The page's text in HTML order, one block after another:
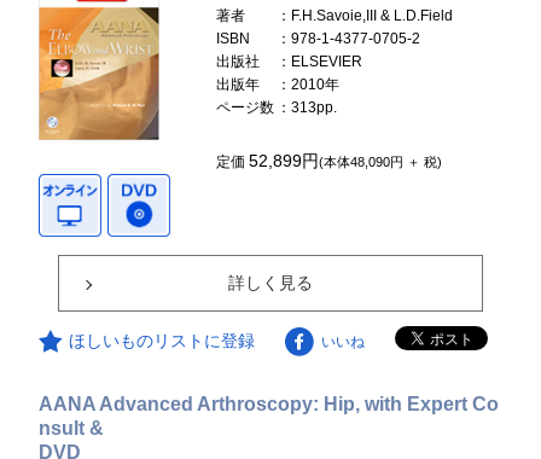
著者
：F.H.Savoie,III & L.D.Field
ISBN
：978-1-4377-0705-2
出版社
：ELSEVIER
出版年
：2010年
ページ数 ：313pp.
定価52,899円(本体48,090円 ＋ 税)
詳しく見る
ほしいものリストに登録 いいね
AANA Advanced Arthroscopy: Hip, with Expert Co
nsult &
DVD